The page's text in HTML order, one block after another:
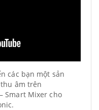
các bạn một sản
âm trên
Smart Mixer cho